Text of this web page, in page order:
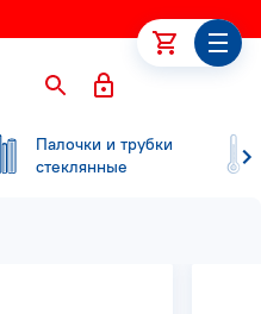
Палочки и трубки
стеклянные